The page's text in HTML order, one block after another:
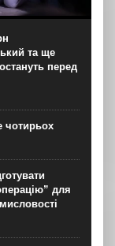
заявою.
стався
Заява...
та ще
перед
чотирьох
для